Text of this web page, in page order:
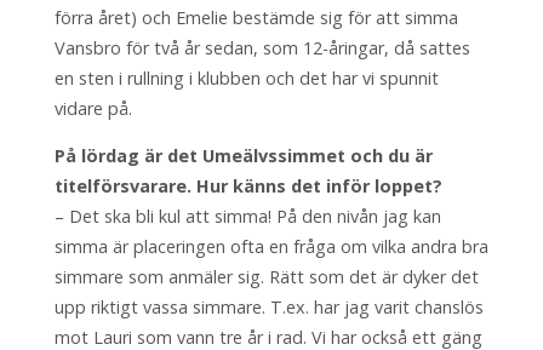
förra året) och Emelie bestämde sig för att simma
Vansbro för två år sedan, som 12-åringar, då sattes
en sten i rullning i klubben och det har vi spunnit
vidare på.
På lördag är det Umeälvssimmet och du är
titelförsvarare. Hur känns det inför loppet?
– Det ska bli kul att simma! På den nivån jag kan
simma är placeringen ofta en fråga om vilka andra bra
simmare som anmäler sig. Rätt som det är dyker det
upp riktigt vassa simmare. T.ex. har jag varit chanslös
mot Lauri som vann tre år i rad. Vi har också ett gäng